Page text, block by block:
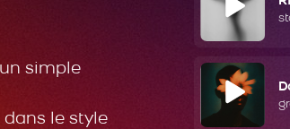
simple
dans le style